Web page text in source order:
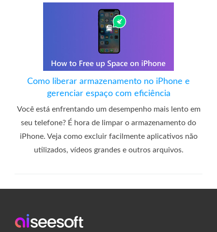
Como liberar armazenamento no iPhone e
gerenciar espaço com eficiência
Você está enfrentando um desempenho mais lento em
seu telefone? É hora de limpar o armazenamento do
iPhone. Veja como excluir facilmente aplicativos não
utilizados, vídeos grandes e outros arquivos.